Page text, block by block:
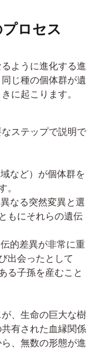
ロセス
ように進化する進
じ種の個体群が遺
に起こります。
ステップで説明で
など）が個体群を
。
なる突然変異と選
もにそれらの遺伝
的差異が非常に重
出会ったとして
る子孫を産むこと
、生命の巨大な樹
有された血縁関係
、無数の形態が進